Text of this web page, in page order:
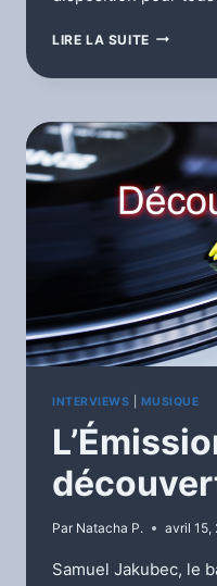
LIRE LA SUITE
PACO
DE
BRICOLE
AGENCE
INTERVIEWS MUSIQUE
Par Natacha P. avril 15,
Samuel Jakubec, le